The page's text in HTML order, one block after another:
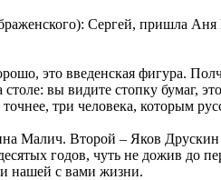
Сергей, пришла Аня
это введенская фигура.
столе: вы видите стопку бумаг,
три человека, которым
Малич. Второй – Яков Друскин
годов, чуть не дожив до
нашей с вами жизни.